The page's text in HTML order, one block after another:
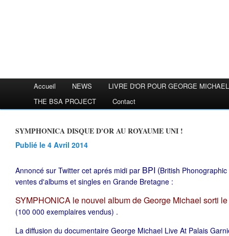
Accueil NEWS
LIVRE D'OR POUR GEORGE MICHAEL
THE BSA PROJECT
Contact
SYMPHONICA DISQUE D'OR AU ROYAUME UNI !
Publié le 4 Avril 2014
Annoncé sur Twitter cet aprés midi par BPI (British
ventes d'albums et singles en Grande Bretagne :
SYMPHONICA le nouvel album de George Michael sorti
(100 000 exemplaires vendus) .
La diffusion du documentaire George Michael Live At Palais